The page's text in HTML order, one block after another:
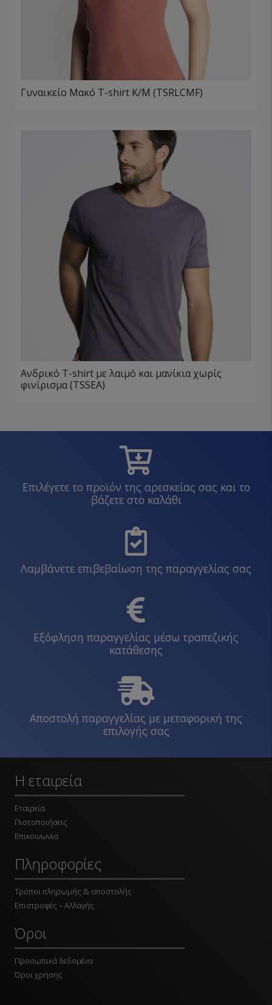
Γυναικείο Μακό T-shirt Κ/Μ (TSRLCMF)
Ανδρικό T-shirt με λαιμό και μανίκια χωρίς
φινίρισμα (TSSEA)
Επιλέγετε το προϊόν της αρεσκείας σας και το
βάζετε στο καλάθι
Λαμβάνετε επιβεβαίωση της παραγγελίας σας
Εξόφληση παραγγελίας μέσω τραπεζικής
κατάθεσης
Αποστολή παραγγελίας με μεταφορική της
επιλογής σας
Η εταιρεία
Εταιρεία
Πιστοποιήσεις
Επικοινωνία
Πληροφορίες
Τρόποι πληρωμής & αποστολής
Επιστροφές – Αλλαγής
Όροι
Προσωπικά δεδομένα
Όροι χρήσης